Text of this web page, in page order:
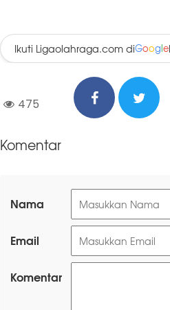
Ikuti Ligaolahraga.com diGoogle
475
Komentar
Nama
Email
Komentar